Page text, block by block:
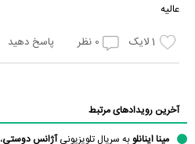
عالیه
1لایک 0 نظر پاسخ دهید
آخرین رویدادهای مرتبط
مینا اینانلوبه سریال تلویزیونیآژانس دوستی، 9 ستاره داد.